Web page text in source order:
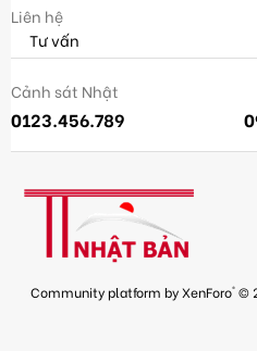
Liên hệ
Tư vấn
Cảnh sát Nhật
0123.456.789
Community platform by XenForo® ©